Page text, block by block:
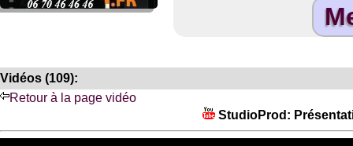
Vidéos (109):
Retour à la page vidéo
StudioProd: